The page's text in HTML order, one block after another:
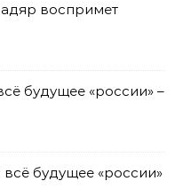
воспримет
будущее «россии» –
будущее «россии»